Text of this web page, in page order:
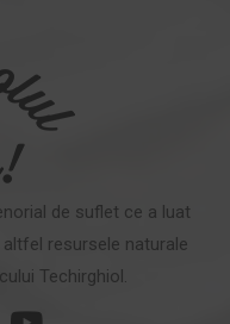
de suflet ce a luat
resursele naturale
Techirghiol.